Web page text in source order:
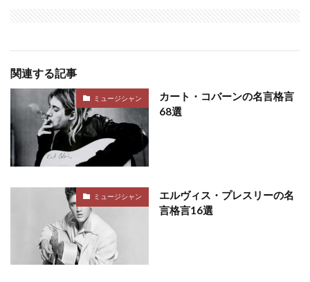
関連する記事
ミュージシャン
カート・コバーンの名言格言
68選
ミュージシャン
エルヴィス・プレスリーの名
言格言16選